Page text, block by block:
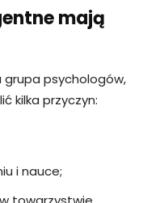
mają
grupa psychologów,
kilka przyczyn:
i nauce;